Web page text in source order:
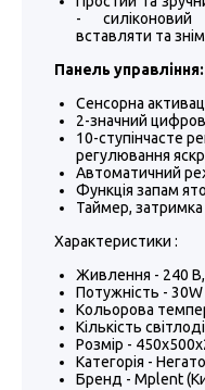
-
вставляти та
Панель управління:
Сенсорна
2-значний
10-ступінчасте
регулювання
Автоматичний
Функція запам
Таймер,
Характеристики :
Живлення - 240
Потужність - 30W
Кольорова
Кількість
Розмір -
Категорія -
Бренд - Mplent